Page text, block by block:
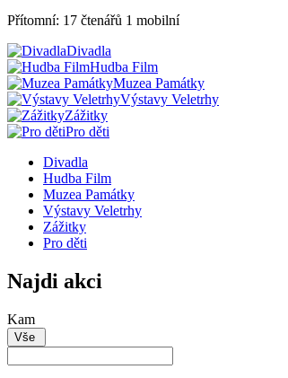
Přítomní: 17 čtenářů 1 mobilní
Divadla
Hudba Film
Muzea Památky
Výstavy Veletrhy
Zážitky
Pro děti
Divadla
Hudba Film
Muzea Památky
Výstavy Veletrhy
Zážitky
Pro děti
Najdi akci
Kam
Vše